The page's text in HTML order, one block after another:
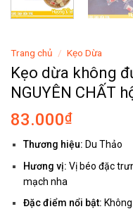
Trang chủ / Kẹo Dừa
Kẹo dừa không
NGUYÊN CHẤT
83.000₫
Thương hiệu: Du Thảo
Hương vị: Vị béo đặc
mạch nha
Đặc điểm nổi bật: